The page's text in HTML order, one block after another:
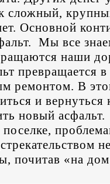
сложный,
Основной
Мы все
наши
превращается
ремонтом. В
и
новый асфальт.
почитав «на